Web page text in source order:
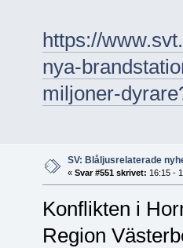
https://
nya-
miljoner-
SV: Blåljusrelaterade
« Svar #551 skrivet: 16:15 -
Konflikten i
Region